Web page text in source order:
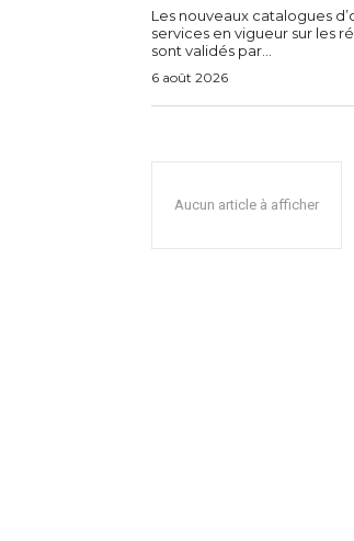
Les nouveaux catalogues
services en vigueur sur les
sont validés par...
6 août 2026
Aucun article à afficher